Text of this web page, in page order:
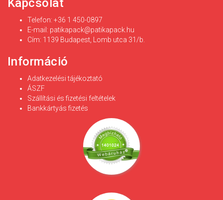
Telefon: +36 1 450-0897
E-mail: patikapack@patikapack.hu
Cím: 1139 Budapest, Lomb utca 31/b.
Információ
Adatkezelési tájékoztató
ÁSZF
Szállítási és fizetési feltételek
Bankkártyás fizetés